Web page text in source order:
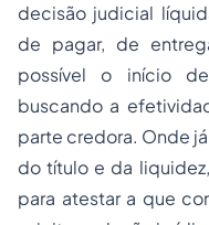
decisão judicial
de pagar, de
possível o início
buscando a
parte credora. Onde
do título e da
para atestar a que